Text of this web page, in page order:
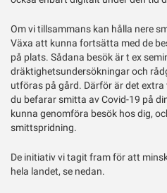
Om vi tillsammans kan hålla nere
Växa att kunna fortsätta med de
på plats. Sådana besök är t ex
dräktighetsundersökningar och
utföras på gård. Därför är det
du befarar smitta av Covid-19 på
kunna genomföra besök hos dig,
smittspridning.
De initiativ vi tagit fram för att
hela landet, se nedan.